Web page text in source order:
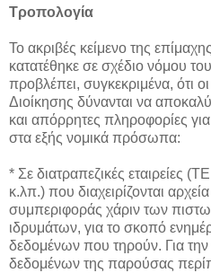
Τροπολογία
Το ακριβές κείμενο της
κατατέθηκε σε σχέδιο νόμου
προβλέπει, συγκεκριμένα, ότι
Διοίκησης δύνανται να
και απόρρητες πληροφορίες
στα εξής νομικά πρόσωπα:
* Σε διατραπεζικές εταιρείες
κ.λπ.) που διαχειρίζονται
συμπεριφοράς χάριν των
ιδρυμάτων, για το σκοπό
δεδομένων που τηρούν. Για
δεδομένων της παρούσας